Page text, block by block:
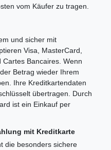
vom Käufer zu tragen.
und sicher mit
Visa, MasterCard,
Bancaires. Wenn
Betrag wieder Ihrem
Ihre Kreditkartendaten
übertragen. Durch
ist ein Einkauf per
mit Kreditkarte
die besonders sichere